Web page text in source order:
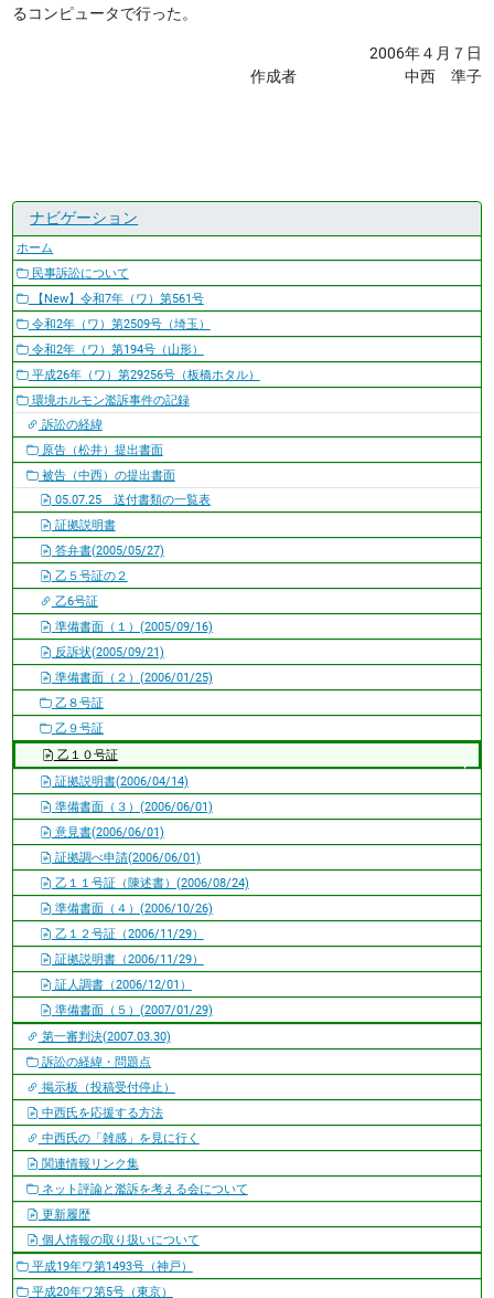
るコンピュータで行った。
2006年４月７日
作成者 中西 準子
ナビゲーション
ホーム
民事訴訟について
【New】令和7年（ワ）第561号
令和2年（ワ）第2509号（埼玉）
令和2年（ワ）第194号（山形）
平成26年（ワ）第29256号（板橋ホタル）
環境ホルモン濫訴事件の記録
訴訟の経緯
原告（松井）提出書面
被告（中西）の提出書面
05.07.25 送付書類の一覧表
証拠説明書
答弁書(2005/05/27)
乙５号証の２
乙6号証
準備書面（１）(2005/09/16)
反訴状(2005/09/21)
準備書面（２）(2006/01/25)
乙８号証
乙９号証
乙１０号証
証拠説明書(2006/04/14)
準備書面（３）(2006/06/01)
意見書(2006/06/01)
証拠調べ申請(2006/06/01)
乙１１号証（陳述書）(2006/08/24)
準備書面（４）(2006/10/26)
乙１２号証（2006/11/29）
証拠説明書（2006/11/29）
証人調書（2006/12/01）
準備書面（５）(2007/01/29)
第一審判決(2007.03.30)
訴訟の経緯・問題点
掲示板（投稿受付停止）
中西氏を応援する方法
中西氏の「雑感」を見に行く
関連情報リンク集
ネット評論と濫訴を考える会について
更新履歴
個人情報の取り扱いについて
平成19年ワ第1493号（神戸）
平成20年ワ第5号（東京）